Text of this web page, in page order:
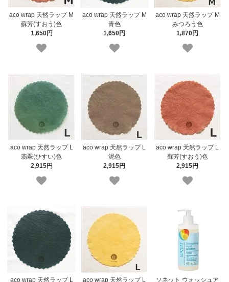
aco wrap 天然ラップ M
蘇芳(すおう)色
1,650円
aco wrap 天然ラップ M
青色
1,650円
aco wrap 天然ラップ M
みつろう色
1,870円
aco wrap 天然ラップ L
翡翠(ひすい)色
2,915円
aco wrap 天然ラップ L
泥色
2,915円
aco wrap 天然ラップ L
蘇芳(すおう)色
2,915円
aco wrap 天然ラップ L aco wrap 天然ラップ L ソネット ウォッシュア